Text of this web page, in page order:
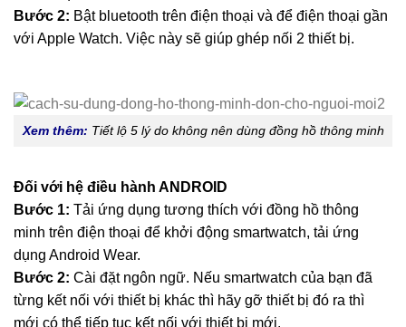
Bước 2: Bật bluetooth trên điện thoại và để điện thoại gần
với Apple Watch. Việc này sẽ giúp ghép nối 2 thiết bị.
Xem thêm: Tiết lộ 5 lý do không nên dùng đồng hồ thông minh
Đối với hệ điều hành ANDROID
Bước 1: Tải ứng dụng tương thích với đồng hồ thông
minh trên điện thoại để khởi động smartwatch, tải ứng
dụng Android Wear.
Bước 2: Cài đặt ngôn ngữ. Nếu smartwatch của bạn đã
từng kết nối với thiết bị khác thì hãy gỡ thiết bị đó ra thì
mới có thể tiếp tục kết nối với thiết bị mới.